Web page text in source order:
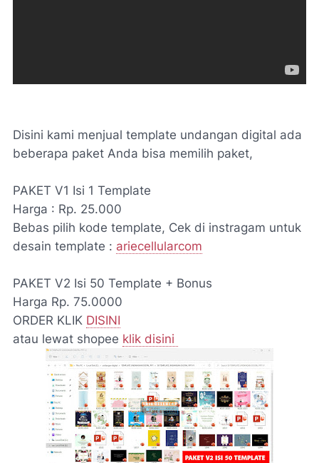
Disini kami menjual template undangan digital ada
beberapa paket Anda bisa memilih paket,
PAKET V1 Isi 1 Template
Harga : Rp. 25.000
Bebas pilih kode template, Cek di instragam untuk
desain template : ariecellularcom
PAKET V2 Isi 50 Template + Bonus
Harga Rp. 75.0000
ORDER KLIK DISINI
atau lewat shopee klik disini